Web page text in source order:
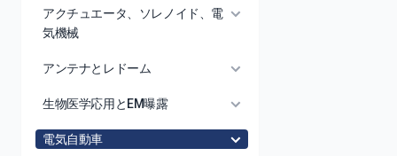
アクチュエータ、ソレノイド、電
気機械
アンテナとレドーム
生物医学応用とEM曝露
電気自動車